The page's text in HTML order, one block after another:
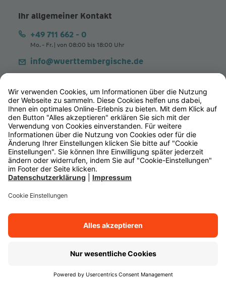
Ihr allgemeiner Kontakt
+49 711 662 - 0
Mo. - Fr. | von 08:00 bis 18:00 Uhr
info@wuerttembergische.de
Kontaktformular
Kunden-Hotlines
Alle Kontaktmöglichkeiten
Services & Leistungen
Über die Württembergische
Beliebte Versicherungen